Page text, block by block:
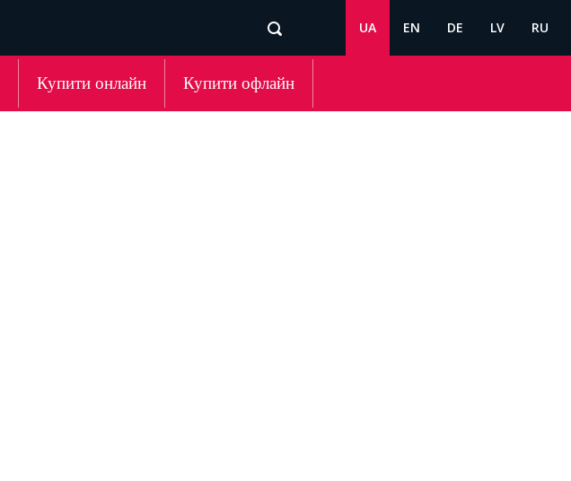
UA EN DE LV RU
Купити онлайн Купити офлайн